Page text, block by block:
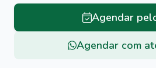
Agendar
Agendar com